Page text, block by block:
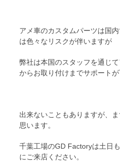
アメ車のカスタムパーツは国
は色々なリスクが伴いますが
弊社は本国のスタッフを通じ
からお取り付けまでサポート
出来ないこともありますが、
思います。
千葉工場のGD Factoryは土日
にご来店ください。